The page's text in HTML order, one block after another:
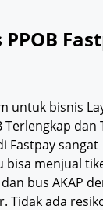
untuk bisnis
Terlengkap dan
Fastpay sangat
bisa menjual
bus AKAP
Tidak ada